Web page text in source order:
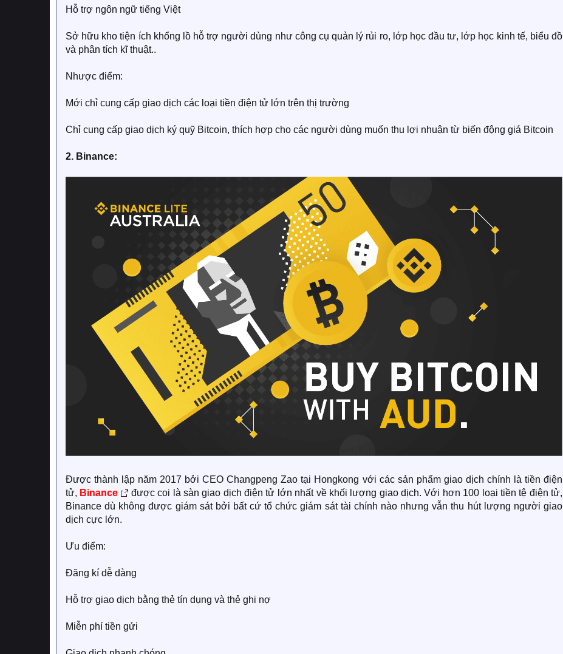
Hỗ trợ ngôn ngữ tiếng Việt
Sở hữu kho tiện ích khổng lồ hỗ trợ người dùng như công cụ quản lý rủi ro, lớp học đầu tư, lớp học kinh tế, biểu đồ
và phân tích kĩ thuật..
Nhược điểm:
Mới chỉ cung cấp giao dịch các loại tiền điện tử lớn trên thị trường
Chỉ cung cấp giao dịch ký quỹ Bitcoin, thích hợp cho các người dùng muốn thu lợi nhuận từ biến động giá Bitcoin
2. Binance:
Được thành lập năm 2017 bởi CEO Changpeng Zao tại Hongkong với các sản phẩm giao dịch chính là tiền điện
tử, Binance
được coi là sàn giao dịch điện tử lớn nhất về khối lượng giao dịch. Với hơn 100 loại tiền tệ điện tử,
Binance dù không được giám sát bởi bất cứ tổ chức giám sát tài chính nào nhưng vẫn thu hút lượng người giao
dịch cực lớn.
Ưu điểm:
Đăng kí dễ dàng
Hỗ trợ giao dịch bằng thẻ tín dụng và thẻ ghi nợ
Miễn phí tiền gửi